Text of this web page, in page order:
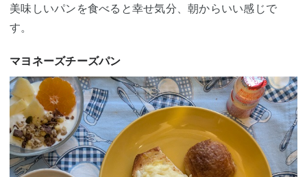
美味しいパンを食べると幸せ気分、朝からいい感じで
す。
マヨネーズチーズパン